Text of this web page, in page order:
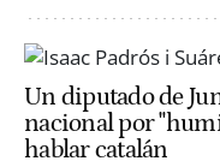
Un diputado de
nacional por
hablar catalán